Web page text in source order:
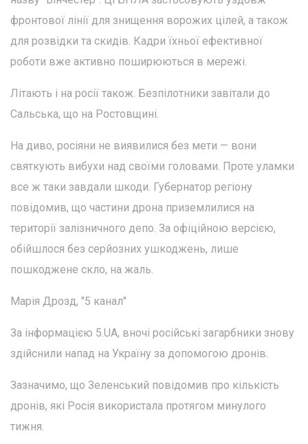
фронтової лінії для знищення ворожих цілей, а також
для розвідки та скидів. Кадри їхньої ефективної
роботи вже активно поширюються в мережі.
Літають і на росії також. Безпілотники завітали до
Сальська, що на Ростовщині.
На диво, росіяни не виявилися без мети — вони
святкують вибухи над своїми головами. Проте уламки
все ж таки завдали шкоди. Губернатор регіону
повідомив, що частини дрона приземлилися на
території залізничного депо. За офіційною версією,
обійшлося без серйозних ушкоджень, лише
пошкоджене скло, на жаль.
Марія Дрозд, "5 канал"
За інформацією 5.UA, вночі російські загарбники знову
здійснили напад на Україну за допомогою дронів.
Зазначимо, що Зеленський повідомив про кількість
дронів, які Росія використала протягом минулого
тижня.